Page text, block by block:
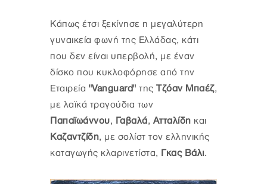
Κάπως έτσι ξεκίνησε η μεγαλύτερη
γυναικεία φωνή της Ελλάδας, κάτι
που δεν είναι υπερβολή, με έναν
δίσκο που κυκλοφόρησε από την
Εταιρεία "Vanguard" της Τζόαν Μπαέζ,
με λαϊκά τραγούδια των
Παπαϊωάννου, Γαβαλά, Ατταλίδη και
Καζαντζίδη, με σολίστ τον ελληνικής
καταγωγής κλαρινετίστα, Γκας Βάλι.